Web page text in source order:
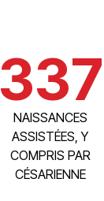
337
NAISSANCES
ASSISTÉES, Y
COMPRIS PAR
CÉSARIENNE